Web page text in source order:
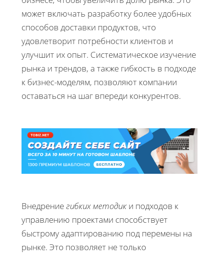
может включать разработку более удобных
способов доставки продуктов, что
удовлетворит потребности клиентов и
улучшит их опыт. Систематическое изучение
рынка и трендов, а также гибкость в подходе
к бизнес-моделям, позволяют компании
оставаться на шаг впереди конкурентов.
Внедрениегибких методик и подходов к
управлению проектами способствует
быстрому адаптированию под перемены на
рынке. Это позволяет не только